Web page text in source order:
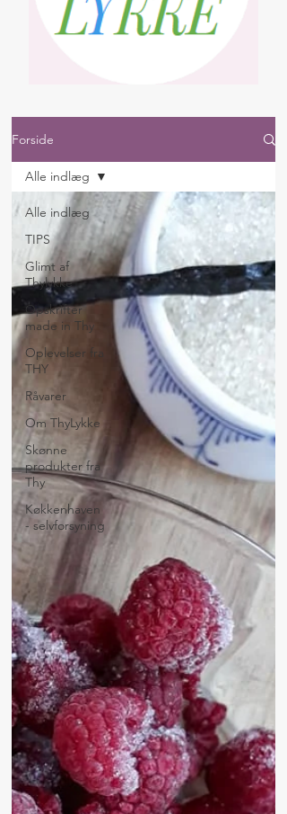
Forside
Alle indlæg
TIPS
Glimt af
Thylykke
Opskrifter
made in Thy
Oplevelser fra
THY
Råvarer
Om ThyLykke
Skønne
produkter fra
Thy
Køkkenhaven
- selvforsyning
Alle indlæg